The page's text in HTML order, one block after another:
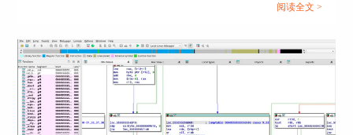
2、模拟器选个好手：选一个模拟器，就像挑队员
一样，得符合你的测试需求。比如BlueStacks、Nox
啥的，挑个厉害的。
3、连接，调整姿势：通过ADB(Android Debug
Bridge)连接IDA和模拟器，然后按照需要来配置。
名，提高代码可读性。本文围绕“IDA动态调试的使用方法
IDA动态调试后自动更新变量名”进行详解，帮助你从基础操
作入手，深入掌握IDA的高级用法。...
阅读全文 >